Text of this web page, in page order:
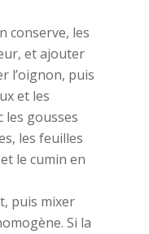
conserve, les
et ajouter
l’oignon, puis
et les
les gousses
les feuilles
le cumin en
puis mixer
Si la